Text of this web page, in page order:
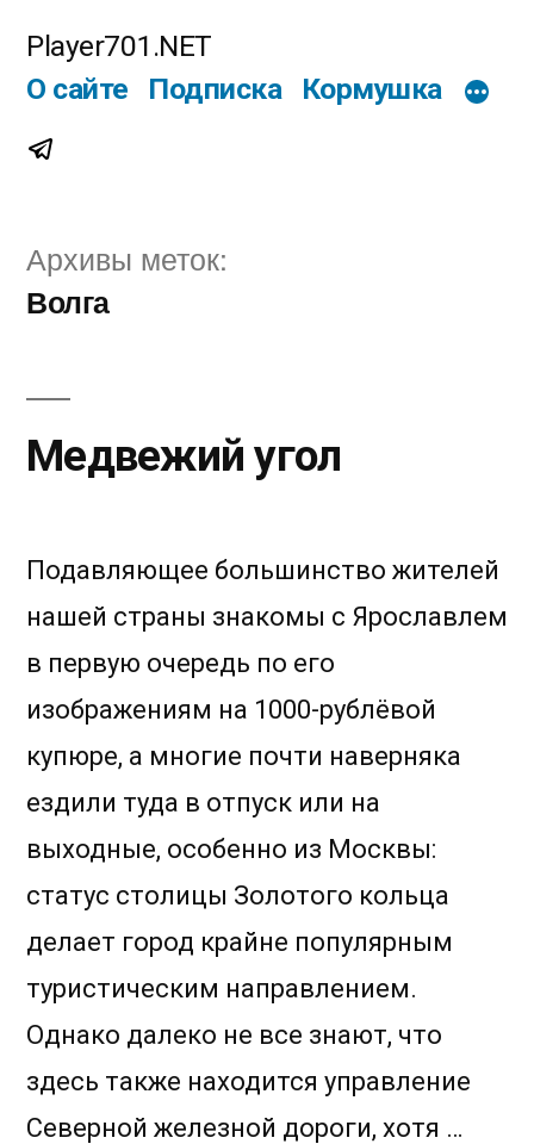
Player701.NET
О сайте
Подписка Кормушка
Telegram
Архивы меток:
Волга
Медвежий угол
Подавляющее большинство жителей
нашей страны знакомы с Ярославлем
в первую очередь по его
изображениям на 1000-рублёвой
купюре, а многие почти наверняка
ездили туда в отпуск или на
выходные, особенно из Москвы:
статус столицы Золотого кольца
делает город крайне популярным
туристическим направлением.
Однако далеко не все знают, что
здесь также находится управление
Северной железной дороги, хотя …